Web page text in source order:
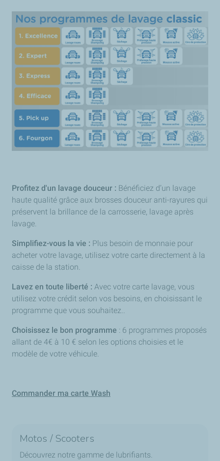
Profitez d'un lavage douceur : Bénéficiez d’un lavage
haute qualité grâce aux brosses douceur anti-rayures qui
préservent la brillance de la carrosserie, lavage après
lavage.
Simplifiez-vous la vie : Plus besoin de monnaie pour
acheter votre lavage, utilisez votre carte directement à la
caisse de la station.
Lavez en toute liberté : Avec votre carte lavage, vous
utilisez votre crédit selon vos besoins, en choisissant le
programme que vous souhaitez..
Choisissez le bon programme : 6 programmes proposés
allant de 4€ à 10 € selon les options choisies et le
modèle de votre véhicule.
Commander ma carte Wash
Motos / Scooters
Découvrez notre gamme de lubrifiants.